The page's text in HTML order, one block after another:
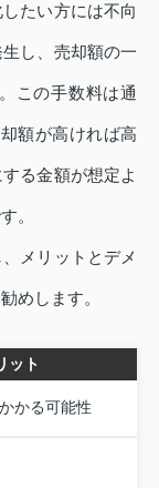
たい方には不向
し、売却額の一
この手数料は通
額が高ければ高
る金額が想定よ
。
メリットとデメ
めします。
ット
かる可能性